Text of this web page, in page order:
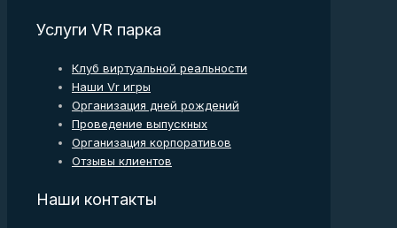
Услуги VR парка
Клуб виртуальной реальности
Наши Vr игры
Организация дней рождений
Проведение выпускных
Организация корпоративов
Отзывы клиентов
Наши контакты